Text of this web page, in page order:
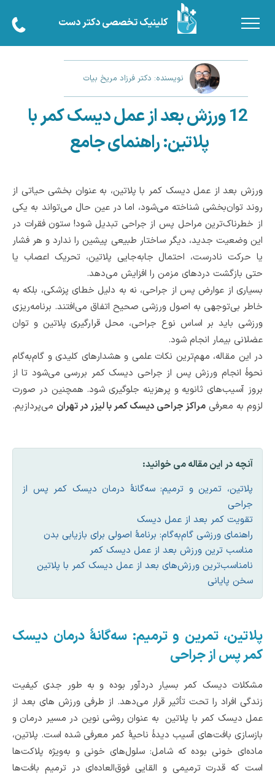
کلینیک تخصصی دکتر دست
نویسنده: دکتر فرزاد مریخ بیات
12 ورزش بعد از عمل دیسک کمر با
پلاتین: راهنمای جامع
ورزش بعد از عمل دیسک کمر با پلاتین، به ‌عنوان بخشی حیاتی از
روند توان‌بخشی شناخته می‌شود، اما در عین حال می‌تواند به یکی
از خطرناک‌ترین مراحل پس از جراحی تبدیل شود! ستون فقرات در
این وضعیت جدید، دیگر ساختار طبیعی پیشین را ندارد و هر فشار
یا حرکت نادرست، احتمال جابه‌جایی پلاتین، تحریک اعصاب یا
حتی بازگشت دردهای مزمن را افزایش می‌دهد.
بسیاری از عوارض پس از جراحی، نه به ‌دلیل خطای پزشکی، بلکه به‌
خاطر بی‌توجهی به اصول ورزشی صحیح اتفاق می‌افتند. برنامه‌ریزی
ورزشی باید بر اساس نوع جراحی، محل قرارگیری پلاتین و توان
عضلانی بیمار انجام شود.
در این مقاله، مهم‌ترین نکات علمی و هشدارهای کلیدی و گام‌به‌گام
نحوۀ انجام ورزش پس از جراحی دیسک کمر بررسی می‌شود تا از
بروز آسیب‌های ثانویه و پرهزینه جلوگیری شود. همچنین در صورت
لزوم به معرفی مراکز جراحی دیسک کمر با لیزر در تهران می‌پردازیم.
آنچه در این مقاله می خوانید:
پلاتین، تمرین و ترمیم: سه‌گانۀ درمان دیسک کمر پس از
جراحی
تقویت کمر بعد از عمل دیسک
راهنمای ورزشی گام‌به‌گام: برنامۀ اصولی برای بازیابی بدن
مناسب ترین ورزش بعد از عمل دیسک کمر
نامناسب‌ترین ورزش‌های بعد از عمل دیسک کمر با پلاتین
سخن پایانی
پلاتین، تمرین و ترمیم: سه‌گانۀ درمان دیسک
کمر پس از جراحی
مشکلات دیسک کمر بسیار دردآور بوده و به‌ طور جدی کیفیت
زندگی افراد را تحت تأثیر قرار می‌دهد. از طرفی ورزش های بعد از
عمل دیسک کمر با پلاتین به ‌عنوان روشی نوین در مسیر درمان و
بازسازی بافت‌های آسیب‌ دیدۀ ناحیۀ کمر معرفی شده است. پلاتین،
ماده‌ای خونی بوده که شامل: سلول‌های خونی و به‌ویژه پلاکت‌ها
است که قدرت ترمیمی و القایی فوق‌العاده‌ای در ترمیم بافت‌ها